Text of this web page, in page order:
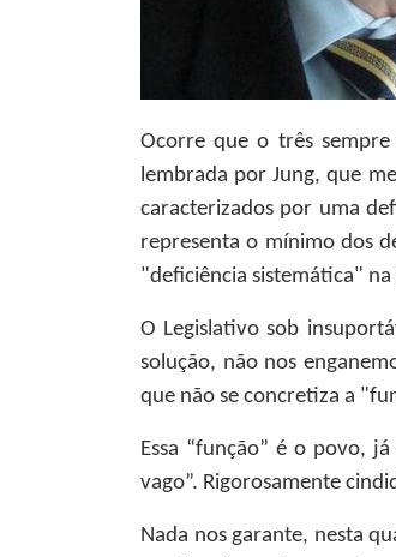
Ocorre que o três
lembrada por Jung, que
caracterizados por uma
representa o mínimo dos
"deficiência sistemática"
O Legislativo sob
solução, não nos
que não se concretiza a
Essa “função” é o povo,
vago”. Rigorosamente
Nada nos garante, nesta